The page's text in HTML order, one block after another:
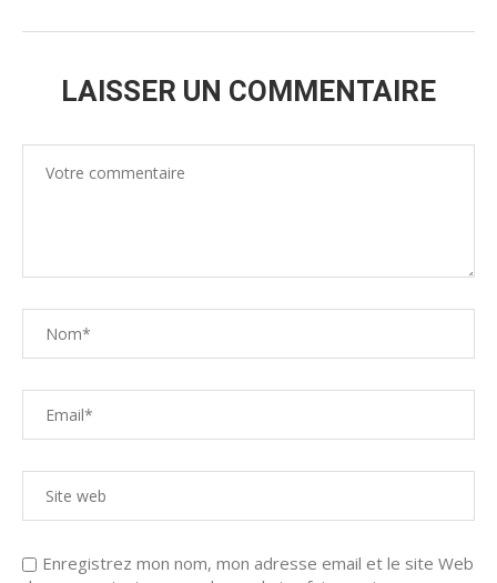
LAISSER UN COMMENTAIRE
Enregistrez mon nom, mon adresse email et le site Web